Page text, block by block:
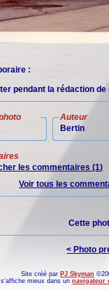
:
pendant la rédaction
Auteur
Bertin
les commentaires (1)
Voir tous les
Cette
< Photo
Site créé par PJ Skyman
mieux dans unnavigateur